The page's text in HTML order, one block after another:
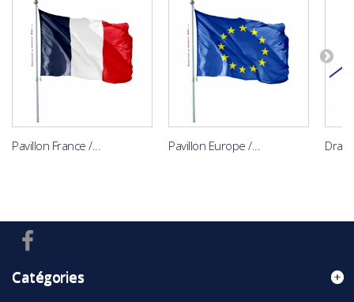
Pavillon France /... Pavillon Europe /...
Catégories